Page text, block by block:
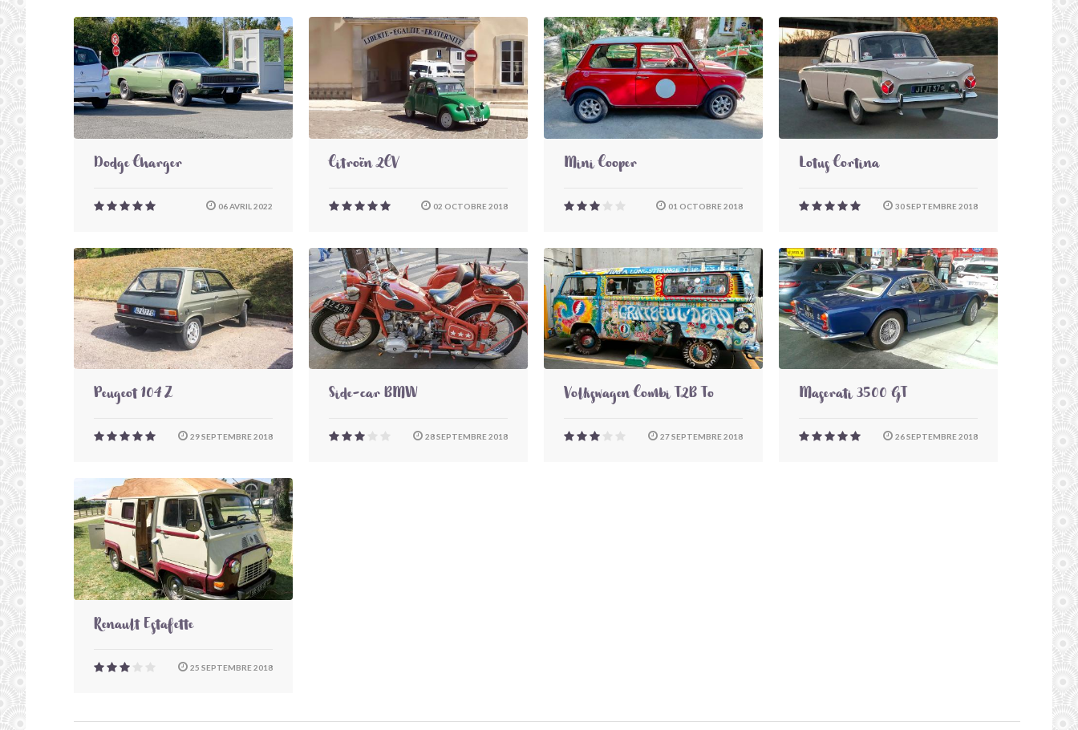
Dodge Charger
06 AVRIL 2022
Citroën 2CV
02 OCTOBRE 2018
Mini Cooper
01 OCTOBRE 2018
Lotus Cortina
30 SEPTEMBRE 2018
Peugeot 104 Z
29 SEPTEMBRE 2018
Side-car BMW
28 SEPTEMBRE 2018
Volkswagen Combi T2B To
27 SEPTEMBRE 2018
Maserati 3500 GT
26 SEPTEMBRE 2018
Renault Estafette
25 SEPTEMBRE 2018